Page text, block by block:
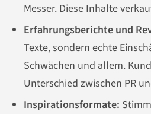
Messer. Diese Inhalte
Erfahrungsberichte und
Texte, sondern echte
Schwächen und allem.
Unterschied zwischen PR
Inspirationsformate: